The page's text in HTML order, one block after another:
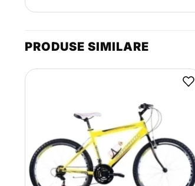
PRODUSE SIMILARE